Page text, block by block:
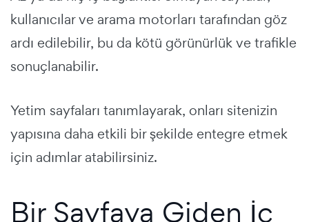
kullanıcılar ve arama motorları tarafından göz
ardı edilebilir, bu da kötü görünürlük ve trafikle
sonuçlanabilir.
Yetim sayfaları tanımlayarak, onları sitenizin
yapısına daha etkili bir şekilde entegre etmek
için adımlar atabilirsiniz.
Bir Sayfaya Giden İç